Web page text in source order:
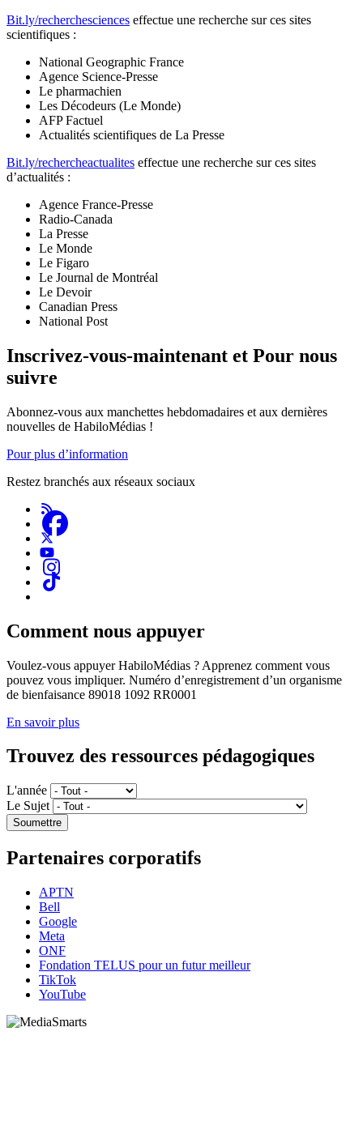
Bit.ly/recherchesciences effectue une recherche sur ces sites
scientifiques :
National Geographic France
Agence Science-Presse
Le pharmachien
Les Décodeurs (Le Monde)
AFP Factuel
Actualités scientifiques de La Presse
Bit.ly/rechercheactualites effectue une recherche sur ces sites
d’actualités :
Agence France-Presse
Radio-Canada
La Presse
Le Monde
Le Figaro
Le Journal de Montréal
Le Devoir
Canadian Press
National Post
Inscrivez-vous-maintenant et Pour nous
suivre
Abonnez-vous aux manchettes hebdomadaires et aux dernières
nouvelles de HabiloMédias !
Pour plus d’information
Restez branchés aux réseaux sociaux
Comment nous appuyer
Voulez-vous appuyer HabiloMédias ? Apprenez comment vous
pouvez vous impliquer. Numéro d’enregistrement d’un organisme
de bienfaisance 89018 1092 RR0001
En savoir plus
Trouvez des ressources pédagogiques
L'année
Le Sujet
Partenaires corporatifs
APTN
Bell
Google
Meta
ONF
Fondation TELUS pour un futur meilleur
TikTok
YouTube